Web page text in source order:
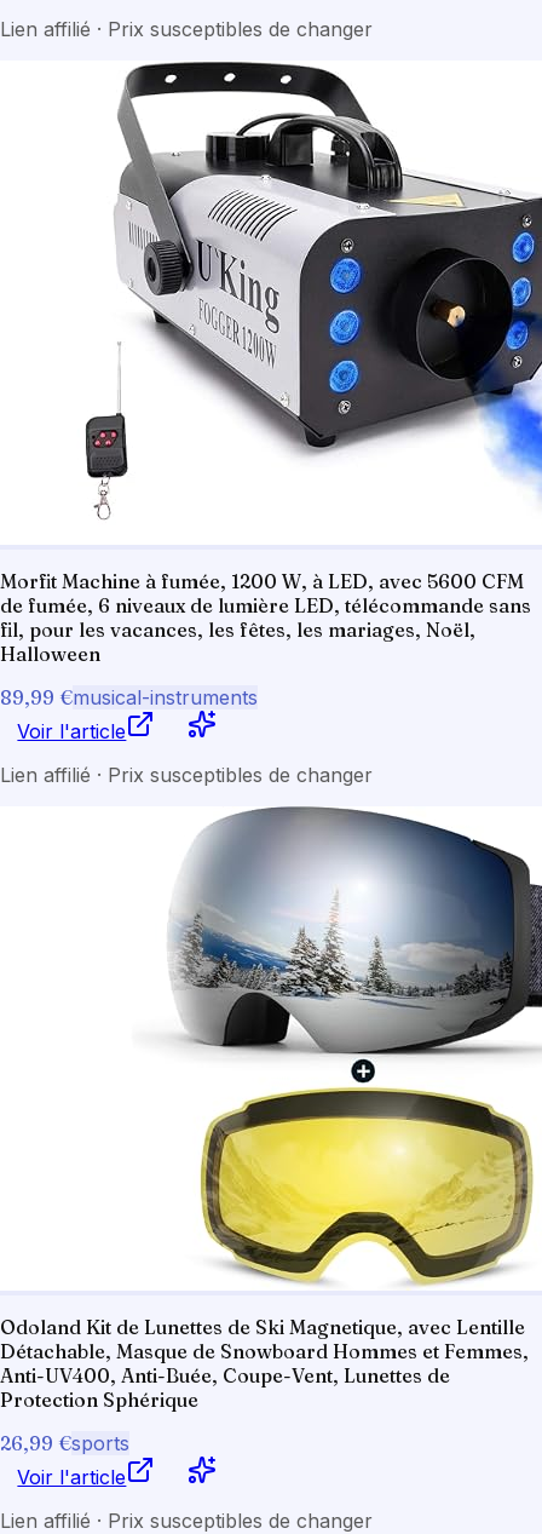
Lien affilié · Prix susceptibles de changer
Morfit Machine à fumée, 1200 W, à LED, avec 5600 CFM
de fumée, 6 niveaux de lumière LED, télécommande sans
fil, pour les vacances, les fêtes, les mariages, Noël,
Halloween
89,99 €musical-instruments
Voir l'article
Lien affilié · Prix susceptibles de changer
Odoland Kit de Lunettes de Ski Magnetique, avec Lentille
Détachable, Masque de Snowboard Hommes et Femmes,
Anti-UV400, Anti-Buée, Coupe-Vent, Lunettes de
Protection Sphérique
26,99 €sports
Voir l'article
Lien affilié · Prix susceptibles de changer